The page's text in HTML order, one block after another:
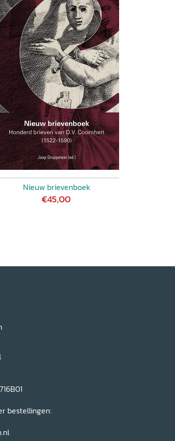
Nieuw brievenboek
€45,00
bestellingen: